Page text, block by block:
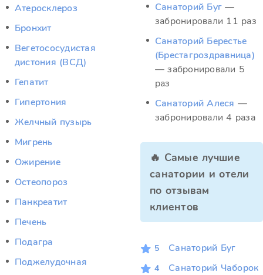
Атеросклероз
Бронхит
Вегетососудистая
дистония (ВСД)
Гепатит
Гипертония
Желчный пузырь
Мигрень
Ожирение
Остеопороз
Панкреатит
Печень
Подагра
Поджелудочная
Санаторий Буг —
забронировали 11 раз
Санаторий Берестье
(Брестагроздравница)
— забронировали 5
раз
Санаторий Алеся —
забронировали 4 раза
🔥 Самые лучшие
санатории и отели
по отзывам
клиентов
5 Санаторий Буг
4 Санаторий Чаборок